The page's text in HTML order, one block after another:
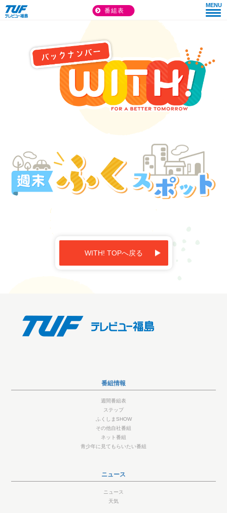
MENU
番組表
WITH! TOPへ戻る
番組情報
週間番組表
ステップ
ふくしまSHOW
その他自社番組
ネット番組
青少年に見てもらいたい番組
ニュース
ニュース
天気